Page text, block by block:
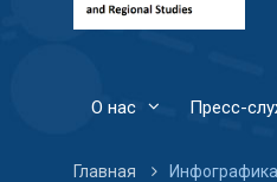
О нас Пресс-
Главная Инфографика